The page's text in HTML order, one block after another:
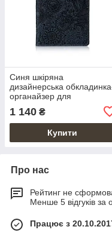
Синя шкіряна
дизайнерська
органайзер для
документів з вкладенням
ПВХ, колекція "Mehendi
Art"
1 140 ₴
Купити
Про нас
Рейтинг не
Менше 5 відгуків за
Працює з